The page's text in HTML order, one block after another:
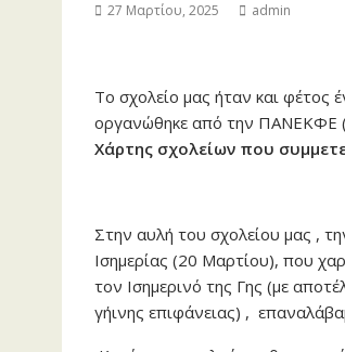
27 Μαρτίου, 2025 admin
Το σχολείο μας ήταν και φέτος
οργανώθηκε από την ΠΑΝΕΚΦΕ
Χάρτης σχολείων που
Στην αυλή του σχολείου μας ,
Ισημερίας (20 Μαρτίου), που
τον Ισημερινό της Γης (με
γήινης επιφάνειας) ,